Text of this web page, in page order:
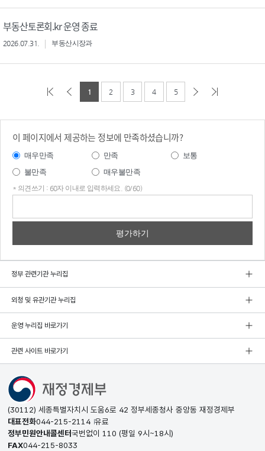
부동산토론회.kr 운영 종료
2026.07.31. 부동산시장과
1 2 3 4 5
이 페이지에서 제공하는 정보에 만족하셨습니까?
매우만족 만족
보통
불만족
매우불만족
* 의견쓰기 : 60자 이내로 입력하세요. (0/60)
정부 관련기관 누리집
외청 및 유관기관 누리집
운영 누리집 바로가기
관련 사이트 바로가기
(30112) 세종특별자치시 도움6로 42 정부세종청사 중앙동 재정경제부
대표전화044-215-2114 유료
정부민원안내콜센터국번없이 110 (평일 9시~18시)
FAX044-215-8033